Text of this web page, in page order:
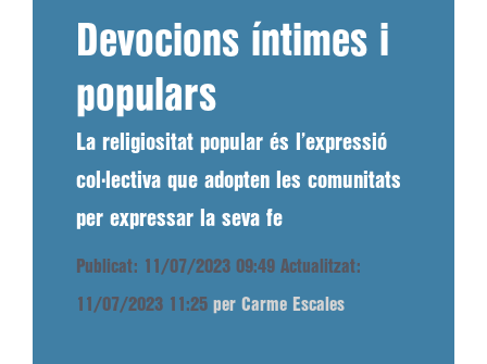
Devocions íntimes i
populars
La religiositat popular és l’expressió
col·lectiva que adopten les comunitats
per expressar la seva fe
Publicat: 11/07/2023 09:49 Actualitzat:
11/07/2023 11:25 per Carme Escales